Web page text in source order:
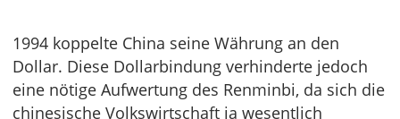
1994 koppelte China seine Währung an den
Dollar. Diese Dollarbindung verhinderte jedoch
eine nötige Aufwertung des Renminbi, da sich die
chinesische Volkswirtschaft ja wesentlich